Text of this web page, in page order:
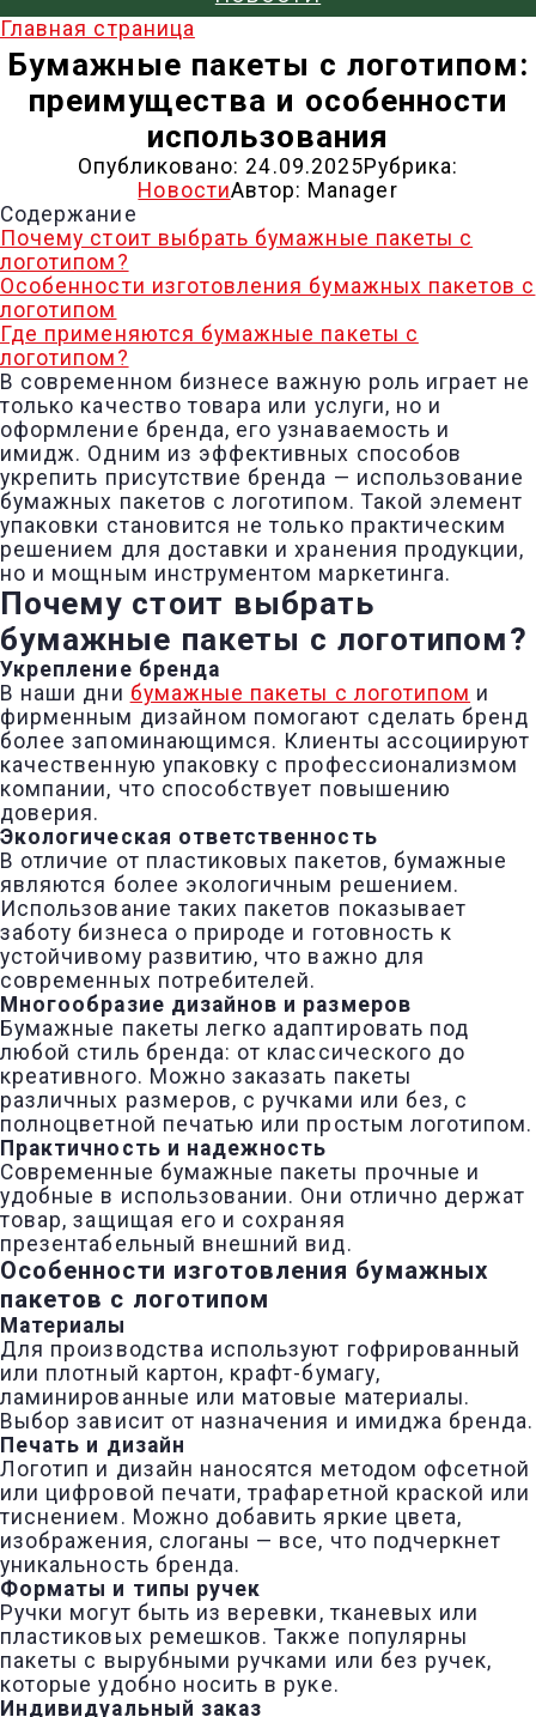
Главная страница
Бумажные пакеты с логотипом:
преимущества и особенности
использования
Опубликовано: 24.09.2025Рубрика:
НовостиАвтор: Manager
Содержание
Почему стоит выбрать бумажные пакеты с
логотипом?
Особенности изготовления бумажных пакетов с
логотипом
Где применяются бумажные пакеты с
логотипом?
В современном бизнесе важную роль играет не
только качество товара или услуги, но и
оформление бренда, его узнаваемость и
имидж. Одним из эффективных способов
укрепить присутствие бренда — использование
бумажных пакетов с логотипом. Такой элемент
упаковки становится не только практическим
решением для доставки и хранения продукции,
но и мощным инструментом маркетинга.
Почему стоит выбрать
бумажные пакеты с логотипом?
Укрепление бренда
В наши дни бумажные пакеты с логотипом и
фирменным дизайном помогают сделать бренд
более запоминающимся. Клиенты ассоциируют
качественную упаковку с профессионализмом
компании, что способствует повышению
доверия.
Экологическая ответственность
В отличие от пластиковых пакетов, бумажные
являются более экологичным решением.
Использование таких пакетов показывает
заботу бизнеса о природе и готовность к
устойчивому развитию, что важно для
современных потребителей.
Многообразие дизайнов и размеров
Бумажные пакеты легко адаптировать под
любой стиль бренда: от классического до
креативного. Можно заказать пакеты
различных размеров, с ручками или без, с
полноцветной печатью или простым логотипом.
Практичность и надежность
Современные бумажные пакеты прочные и
удобные в использовании. Они отлично держат
товар, защищая его и сохраняя
презентабельный внешний вид.
Особенности изготовления бумажных
пакетов с логотипом
Материалы
Для производства используют гофрированный
или плотный картон, крафт-бумагу,
ламинированные или матовые материалы.
Выбор зависит от назначения и имиджа бренда.
Печать и дизайн
Логотип и дизайн наносятся методом офсетной
или цифровой печати, трафаретной краской или
тиснением. Можно добавить яркие цвета,
изображения, слоганы — все, что подчеркнет
уникальность бренда.
Форматы и типы ручек
Ручки могут быть из веревки, тканевых или
пластиковых ремешков. Также популярны
пакеты с вырубными ручками или без ручек,
которые удобно носить в руке.
Индивидуальный заказ